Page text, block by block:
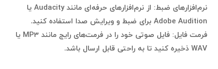
نرم‌افزارهای ضبط: از نرم‌افزارهای حرفه‌ای مانند Audacity یا
Adobe Audition برای ضبط و ویرایش صدا استفاده کنید.
فرمت فایل: فایل صوتی خود را در فرمت‌های رایج مانند MP3 یا
WAV ذخیره کنید تا به راحتی قابل ارسال باشد.